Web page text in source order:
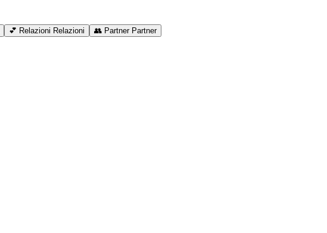
💕 Relazioni Relazioni 👥 Partner Partner